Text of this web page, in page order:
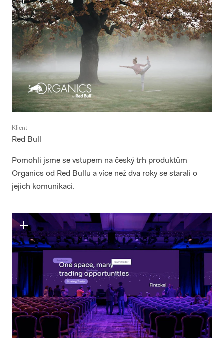
Klient
Red Bull
Pomohli jsme se vstupem na český trh produktům
Organics od Red Bullu a více než dva roky se starali o
jejich komunikaci.